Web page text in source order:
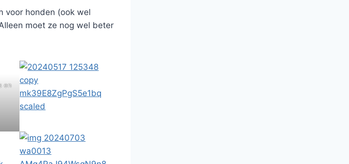
voor honden (ook wel
moet ze nog wel beter
en